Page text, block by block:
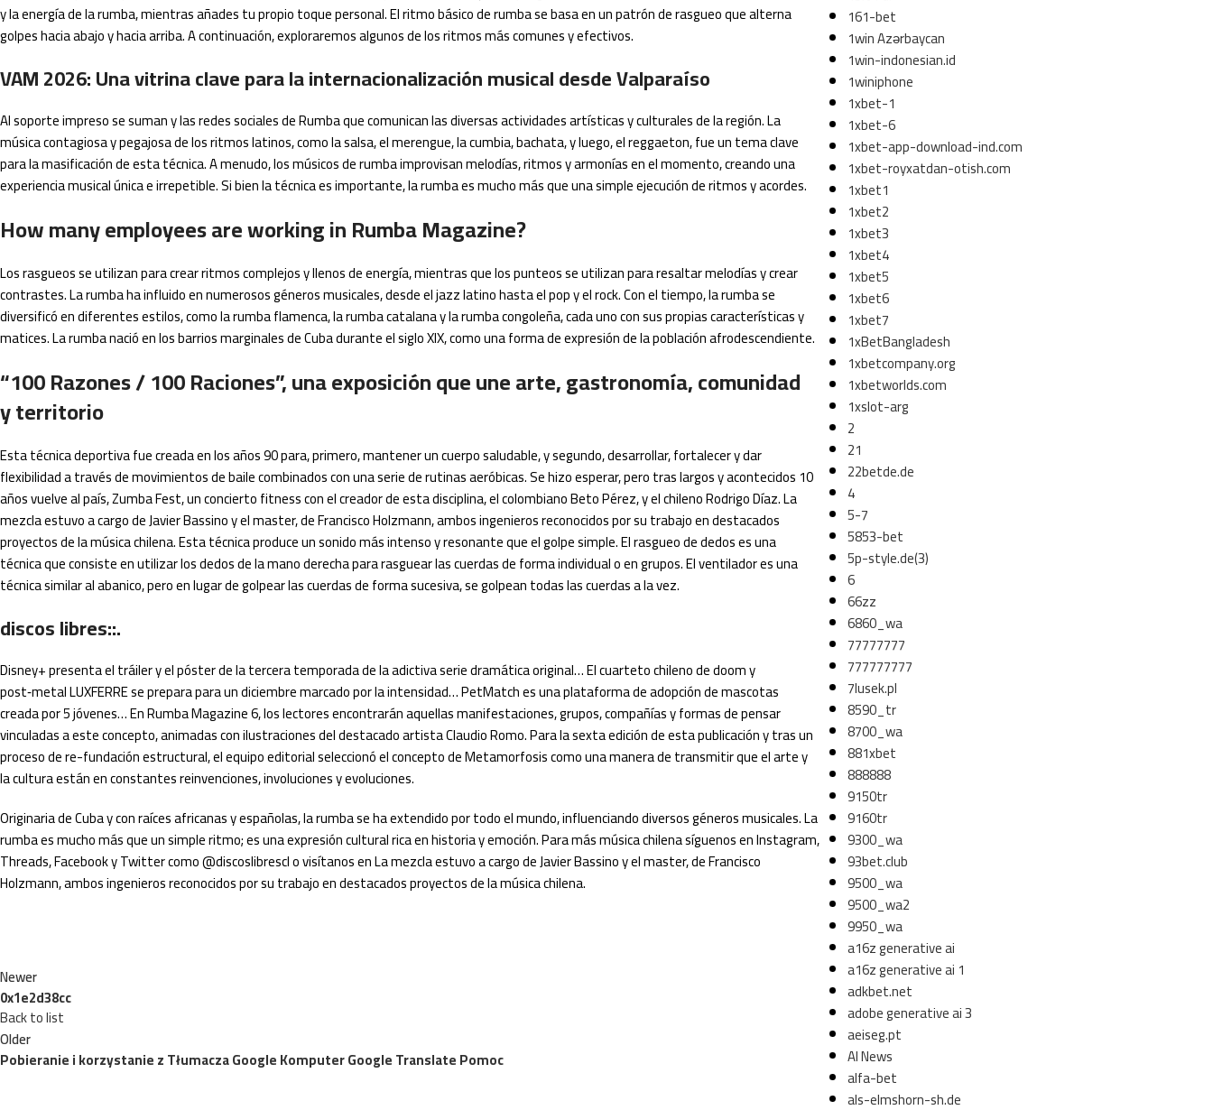
y la energía de la rumba, mientras añades tu propio toque personal. El ritmo básico de rumba se basa en un patrón de rasgueo que alterna
golpes hacia abajo y hacia arriba. A continuación, exploraremos algunos de los ritmos más comunes y efectivos.
VAM 2026: Una vitrina clave para la internacionalización musical desde Valparaíso
Al soporte impreso se suman y las redes sociales de Rumba que comunican las diversas actividades artísticas y culturales de la región. La
música contagiosa y pegajosa de los ritmos latinos, como la salsa, el merengue, la cumbia, bachata, y luego, el reggaeton, fue un tema clave
para la masificación de esta técnica. A menudo, los músicos de rumba improvisan melodías, ritmos y armonías en el momento, creando una
experiencia musical única e irrepetible. Si bien la técnica es importante, la rumba es mucho más que una simple ejecución de ritmos y acordes.
How many employees are working in Rumba Magazine?
Los rasgueos se utilizan para crear ritmos complejos y llenos de energía, mientras que los punteos se utilizan para resaltar melodías y crear
contrastes. La rumba ha influido en numerosos géneros musicales, desde el jazz latino hasta el pop y el rock. Con el tiempo, la rumba se
diversificó en diferentes estilos, como la rumba flamenca, la rumba catalana y la rumba congoleña, cada uno con sus propias características y
matices. La rumba nació en los barrios marginales de Cuba durante el siglo XIX, como una forma de expresión de la población afrodescendiente.
“100 Razones / 100 Raciones”, una exposición que une arte, gastronomía, comunidad
y territorio
Esta técnica deportiva fue creada en los años 90 para, primero, mantener un cuerpo saludable, y segundo, desarrollar, fortalecer y dar
flexibilidad a través de movimientos de baile combinados con una serie de rutinas aeróbicas. Se hizo esperar, pero tras largos y acontecidos 10
años vuelve al país, Zumba Fest, un concierto fitness con el creador de esta disciplina, el colombiano Beto Pérez, y el chileno Rodrigo Díaz. La
mezcla estuvo a cargo de Javier Bassino y el master, de Francisco Holzmann, ambos ingenieros reconocidos por su trabajo en destacados
proyectos de la música chilena. Esta técnica produce un sonido más intenso y resonante que el golpe simple. El rasgueo de dedos es una
técnica que consiste en utilizar los dedos de la mano derecha para rasguear las cuerdas de forma individual o en grupos. El ventilador es una
técnica similar al abanico, pero en lugar de golpear las cuerdas de forma sucesiva, se golpean todas las cuerdas a la vez.
discos libres::.
Disney+ presenta el tráiler y el póster de la tercera temporada de la adictiva serie dramática original… El cuarteto chileno de doom y
post‑metal LUXFERRE se prepara para un diciembre marcado por la intensidad… PetMatch es una plataforma de adopción de mascotas
creada por 5 jóvenes… En Rumba Magazine 6, los lectores encontrarán aquellas manifestaciones, grupos, compañías y formas de pensar
vinculadas a este concepto, animadas con ilustraciones del destacado artista Claudio Romo. Para la sexta edición de esta publicación y tras un
proceso de re-fundación estructural, el equipo editorial seleccionó el concepto de Metamorfosis como una manera de transmitir que el arte y
la cultura están en constantes reinvenciones, involuciones y evoluciones.
Originaria de Cuba y con raíces africanas y españolas, la rumba se ha extendido por todo el mundo, influenciando diversos géneros musicales. La
rumba es mucho más que un simple ritmo; es una expresión cultural rica en historia y emoción. Para más música chilena síguenos en Instagram,
Threads, Facebook y Twitter como @discoslibrescl o visítanos en La mezcla estuvo a cargo de Javier Bassino y el master, de Francisco
Holzmann, ambos ingenieros reconocidos por su trabajo en destacados proyectos de la música chilena.
Newer
0x1e2d38cc
Back to list
Older
Pobieranie i korzystanie z Tłumacza Google Komputer Google Translate Pomoc
161-bet
1win Azərbaycan
1win-indonesian.id
1winiphone
1xbet-1
1xbet-6
1xbet-app-download-ind.com
1xbet-royxatdan-otish.com
1xbet1
1xbet2
1xbet3
1xbet4
1xbet5
1xbet6
1xbet7
1xBetBangladesh
1xbetcompany.org
1xbetworlds.com
1xslot-arg
2
21
22betde.de
4
5-7
5853-bet
5p-style.de(3)
6
66zz
6860_wa
77777777
777777777
7lusek.pl
8590_tr
8700_wa
881xbet
888888
9150tr
9160tr
9300_wa
93bet.club
9500_wa
9500_wa2
9950_wa
a16z generative ai
a16z generative ai 1
adkbet.net
adobe generative ai 3
aeiseg.pt
AI News
alfa-bet
als-elmshorn-sh.de